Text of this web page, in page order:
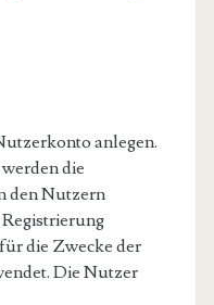
anlegen.
die
den Nutzern
die Zwecke der
Die Nutzer